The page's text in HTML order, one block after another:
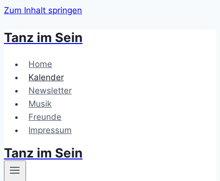
Zum Inhalt springen
Tanz im Sein
Home
Kalender
Newsletter
Musik
Freunde
Impressum
Tanz im Sein